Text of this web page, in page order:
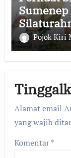
Ponpes
Pojok Kiri
Alamat email
yang wajib
Komentar*